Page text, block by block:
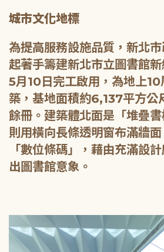
城市文化地標
為提高服務設施品質，新北
起著手籌建新北市立圖書館
5月10日完工啟用，為地上
築，基地面積約6,137平方公
餘冊。建築體北面是「堆疊
則用橫向長條透明窗布滿牆
「數位條碼」，藉由充滿設
出圖書館意象。